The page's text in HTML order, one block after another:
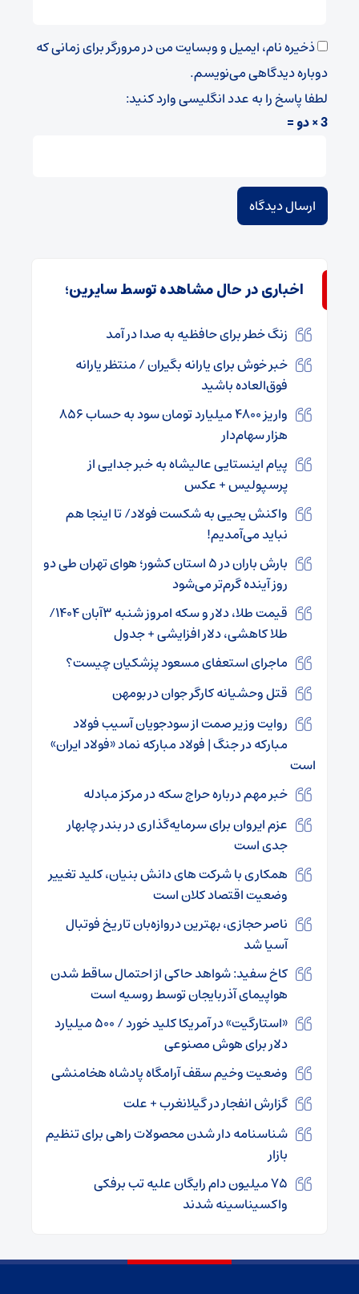
ذخیره نام، ایمیل و وبسایت من در مرورگر برای زمانی که
دوباره دیدگاهی می‌نویسم.
لطفا پاسخ را به عدد انگلیسی وارد کنید:
3 × دو =
اخباری در حال مشاهده توسط سایرین؛
زنگ خطر برای حافظیه به صدا در آمد
خبر خوش برای یارانه بگیران / منتظر یارانه
فوق‌العاده باشید
واریز ۴۸۰۰ میلیارد تومان سود به حساب ۸۵۶
هزار سهام‌دار
پیام اینستایی عالیشاه به خبر جدایی از
پرسپولیس + عکس
واکنش یحیی به شکست فولاد/ تا اینجا هم
نباید می‌آمدیم!
بارش باران در ۵ استان کشور؛ هوای تهران طی دو
روز آینده گرم‌تر می‌شود
قیمت طلا، دلار و سکه امروز شنبه ۳آبان ۱۴۰۴/
طلا کاهشی، دلار افزایشی + جدول
ماجرای استعفای مسعود پزشکیان چیست؟
قتل وحشیانه کارگر جوان در بومهن
روایت وزیر صمت از سودجویان آسیب فولاد
مبارکه در جنگ | فولاد مبارکه نماد «فولاد ایران»
است
خبر مهم درباره حراج سکه در مرکز مبادله
عزم ایروان برای سرمایه‌گذاری در بندر چابهار
جدی است
همکاری با شرکت‌ های دانش‌ بنیان، کلید تغییر
وضعیت اقتصاد کلان است
ناصر حجازی، بهترین دروازه‌بان تاریخ فوتبال
آسیا شد
کاخ سفید: شواهد حاکی از احتمال ساقط شدن
هواپیمای آذربایجان توسط روسیه است
«استارگیت»‌ در آمریکا کلید خورد / ۵۰۰ میلیارد
دلار برای هوش مصنوعی
وضعیت وخیم سقف آرامگاه پادشاه هخامنشی
گزارش انفجار در گیلانغرب + علت
شناسنامه دار شدن محصولات راهی برای تنظیم
بازار
۷۵ میلیون دام رایگان علیه تب برفکی
واکسیناسینه شدند